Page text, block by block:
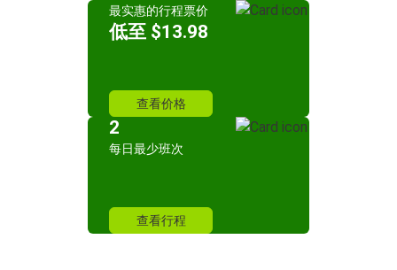
最实惠的行程票价
低至 $13.98
查看价格
2
每日最少班次
查看行程